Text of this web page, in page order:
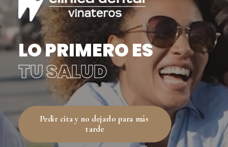
LO PRIMERO ES
TU SALUD
Pedir cita y no dejarlo para más
tarde